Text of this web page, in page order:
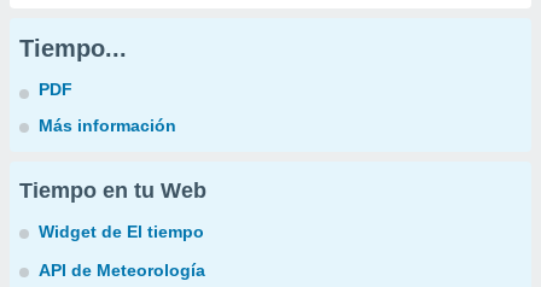
Tiempo...
PDF
Más información
Tiempo en tu Web
Widget de El tiempo
API de Meteorología